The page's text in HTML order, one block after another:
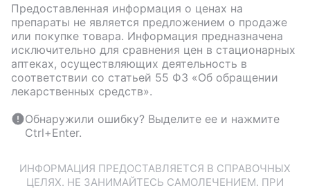
Предоставленная информация о ценах на
препараты не является предложением о продаже
или покупке товара. Информация предназначена
исключительно для сравнения цен в стационарных
аптеках, осуществляющих деятельность в
соответствии со статьей 55 ФЗ «Об обращении
лекарственных средств».
Обнаружили ошибку? Выделите ее и нажмите
Ctrl+Enter.
ИНФОРМАЦИЯ ПРЕДОСТАВЛЯЕТСЯ В СПРАВОЧНЫХ
ЦЕЛЯХ. НЕ ЗАНИМАЙТЕСЬ САМОЛЕЧЕНИЕМ. ПРИ